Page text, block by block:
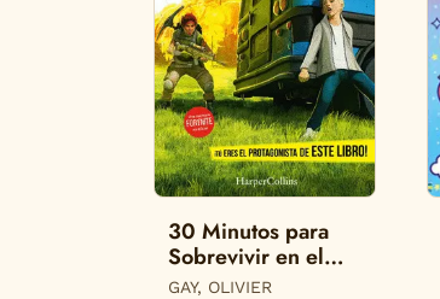
30 Minutos para
Sobrevivir en el
Infierno de Fortnite
GAY, OLIVIER